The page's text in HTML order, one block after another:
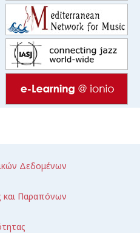
Δεδομένων
και Παραπόνων